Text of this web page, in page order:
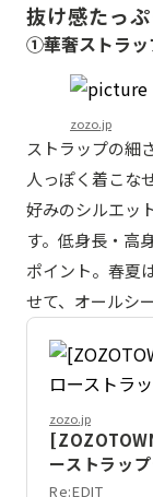
抜け感たっ
①華奢ストラッ
zozo.jp
ストラップの細
人っぽく着こな
好みのシルエッ
す。低身長・高
ポイント。春夏
せて、オールシ
zozo.jp
ーストラッ
Re:EDIT